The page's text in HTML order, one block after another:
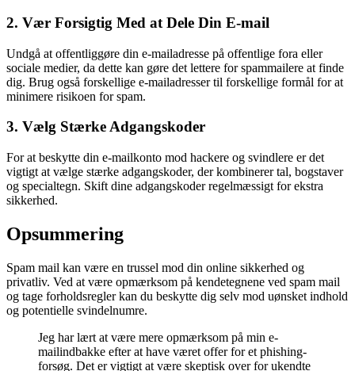
2. Vær Forsigtig Med at Dele Din E-mail
Undgå at offentliggøre din e-mailadresse på offentlige fora eller
sociale medier, da dette kan gøre det lettere for spammailere at finde
dig. Brug også forskellige e-mailadresser til forskellige formål for at
minimere risikoen for spam.
3. Vælg Stærke Adgangskoder
For at beskytte din e-mailkonto mod hackere og svindlere er det
vigtigt at vælge stærke adgangskoder, der kombinerer tal, bogstaver
og specialtegn. Skift dine adgangskoder regelmæssigt for ekstra
sikkerhed.
Opsummering
Spam mail kan være en trussel mod din online sikkerhed og
privatliv. Ved at være opmærksom på kendetegnene ved spam mail
og tage forholdsregler kan du beskytte dig selv mod uønsket indhold
og potentielle svindelnumre.
Jeg har lært at være mere opmærksom på min e-
mailindbakke efter at have været offer for et phishing-
forsøg. Det er vigtigt at være skeptisk over for ukendte